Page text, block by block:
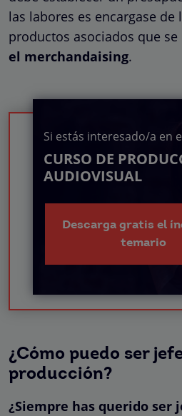
las labores es encargase de
productos asociados que
el merchandaising.
Si estás interesado/a en
CURSO DE
AUDIOVISUAL
Descarga gratis el
temario
¿Cómo puedo ser
producción?
¿Siempre has querido ser